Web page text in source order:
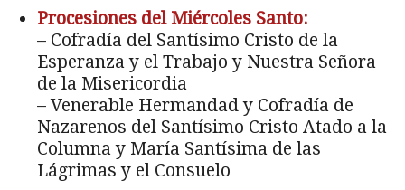
Procesiones del Miércoles Santo:
– Cofradía del Santísimo Cristo de la
Esperanza y el Trabajo y Nuestra Señora
de la Misericordia
– Venerable Hermandad y Cofradía de
Nazarenos del Santísimo Cristo Atado a la
Columna y María Santísima de las
Lágrimas y el Consuelo